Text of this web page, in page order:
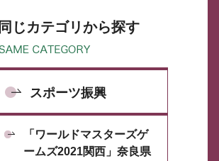
同じカテゴリから探す
スポーツ振興
「ワールドマスターズゲ
ームズ2021関西」奈良県